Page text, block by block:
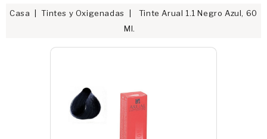
Casa Tintes y Oxigenadas
Tinte Arual 1.1 Negro Azul, 60
Ml.